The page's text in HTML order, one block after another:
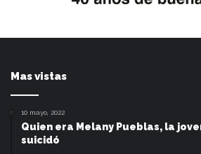
Mas vistas
10 mayo, 2022
Quien era Melany Pueblas, la
suicidó